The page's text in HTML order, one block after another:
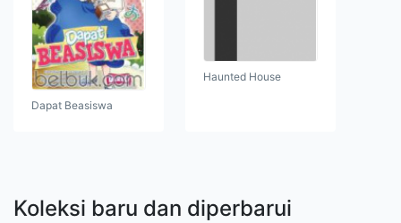
Dapat Beasiswa
Haunted House
Koleksi baru dan diperbarui